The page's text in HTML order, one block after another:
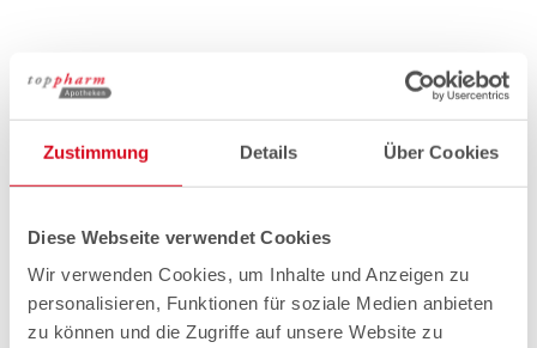
Zustimmung Details Über Cookies
Diese Webseite verwendet Cookies
Wir verwenden Cookies, um Inhalte und Anzeigen zu
personalisieren, Funktionen für soziale Medien anbieten
zu können und die Zugriffe auf unsere Website zu